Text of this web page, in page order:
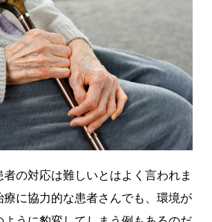
の対応は難しいとはよく言われま
療に協力的な患者さんでも、環境が